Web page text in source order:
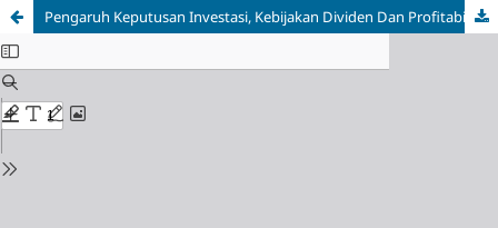
Pengaruh Keputusan Investasi, Kebijakan Dividen Dan Profitabilitas Pada Masa Covid-19 Terhadap Nilai Perusahaan Pada Sektor Farmasi